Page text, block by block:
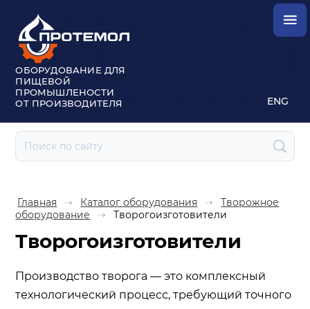
ОБОРУДОВАНИЕ ДЛЯ
ПИЩЕВОЙ
ПРОМЫШЛЕНОСТИ
ОТ ПРОИЗВОДИТЕЛЯ
ENG
Главная ⇢ Каталог оборудования ⇢
Творожное
оборудование
⇢ Творогоизготовители
Творогоизготовители
Производство творога — это комплексный
технологический процесс, требующий точного